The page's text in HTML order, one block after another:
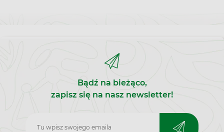
Bądź na bieżąco,
zapisz się na nasz newsletter!
Zapisz